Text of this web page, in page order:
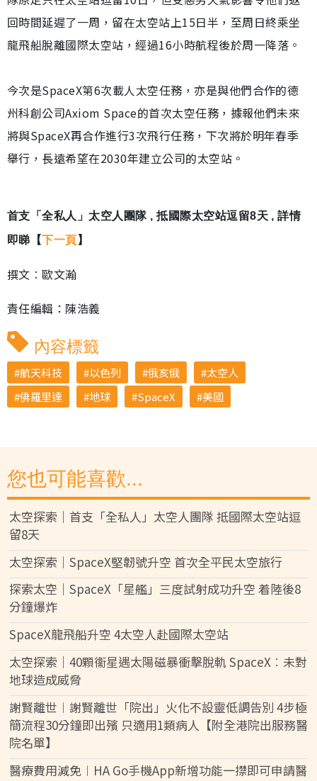
回時間延遲了一周，留在太空站上15日半，至周日終乘坐
龍飛船脫離國際太空站，經過16小時航程後於周一降落。
今次是SpaceX第6次載人太空任務，亦是與他們合作的德
州科創公司Axiom Space的首次太空任務，據報他們未來
將與SpaceX再合作進行3次飛行任務，下次將於明年春季
舉行，長遠希望在2030年建立公司的太空站。
首支「全私人」太空人團隊 , 抵國際太空站逗留8天 , 詳情
即睇【下一頁 】
撰文︰歐文瀚
責任編輯：陳浩義
內容標籤
航天科技 以色列 俄亥俄
太空人
佛羅里達
地球 SpaceX 美國
您也可能喜歡...
太空探索｜首支「全私人」太空人團隊 抵國際太空站逗
留8天
太空探索｜SpaceX堅韌號升空 首次全平民太空旅行
探索太空｜SpaceX「星艦」三度試射成功升空 着陸後8
分鐘爆炸
SpaceX龍飛船升空 4太空人赴國際太空站
太空探索｜40顆衞星遇太陽磁暴衝擊脫軌 SpaceX︰未對
地球造成威脅
謝賢離世︱謝賢離世「院出」火化不設靈低調告別 4步極
簡流程30分鐘即出殯 只適用1類病人【附全港院出服務醫
院名單】
醫療費用減免︱HA Go手機App新增功能一㩒即可申請醫